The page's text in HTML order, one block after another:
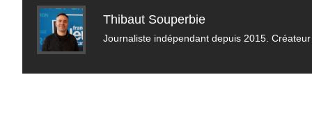
Thibaut Souperbie
Journaliste indépendant depuis 2015.